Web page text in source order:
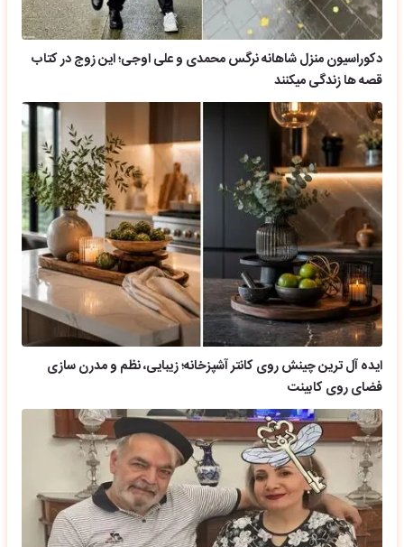
دکوراسیون منزل شاهانه نرگس محمدی و علی اوجی؛ این زوج در کتاب
قصه ها زندگی میکنند
ایده آل ترین چینش روی کانتر آشپزخانه؛ زیبایی، نظم و مدرن سازی
فضای روی کابینت